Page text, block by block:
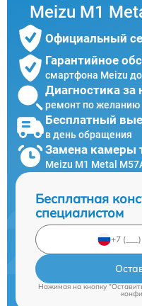
Meizu M1
Официальный
Гарантийное
смартфона Meizu
Диагностика за
ремонт по желанию
Бесплатный
в день обращения
Замена камеры
Meizu M1 Metal
Бесплатная
специалистом
Нажимая на кнопку